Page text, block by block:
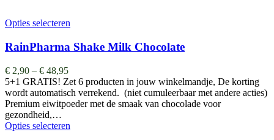
Opties selecteren
RainPharma Shake Milk Chocolate
€ 2,90 – € 48,95
5+1 GRATIS! Zet 6 producten in jouw winkelmandje, De korting
wordt automatisch verrekend. (niet cumuleerbaar met andere acties)
Premium eiwitpoeder met de smaak van chocolade voor
gezondheid,…
Opties selecteren